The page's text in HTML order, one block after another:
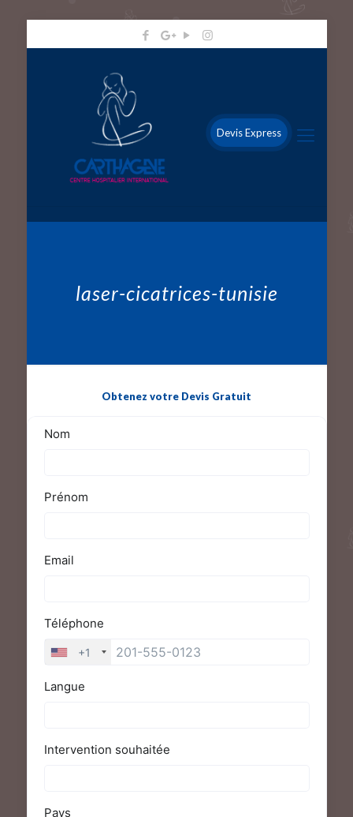
Devis Express
laser-cicatrices-tunisie
Obtenez votre Devis Gratuit